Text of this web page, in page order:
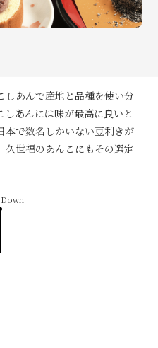
しあんで産地と品種を使い分
あんには味が最高に良いと
本で数名しかいない豆利きが
久世福のあんこにもその選定